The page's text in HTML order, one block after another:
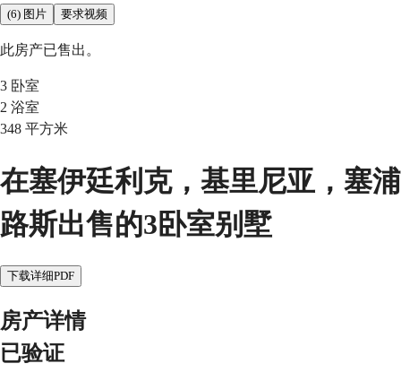
(6) 图片 要求视频
此房产已售出。
3 卧室
2 浴室
348 平方米
在塞伊廷利克，基里尼亚，塞浦
路斯出售的3卧室别墅
下载详细PDF
房产详情
已验证